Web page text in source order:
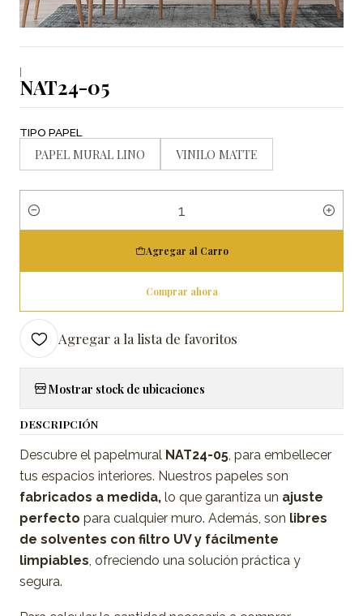
|
NAT24-05
TIPO PAPEL
PAPEL MURAL LINO VINILO MATTE
Cantidad
Agregar al Carro
Comprar ahora
Agregar a la lista de favoritos
Mostrar stock de ubicaciones
DESCRIPCIÓN
Descubre el papelmural NAT24-05, para embellecer
tus espacios interiores. Nuestros papeles son
fabricados a medida, lo que garantiza un ajuste
perfecto para cualquier muro. Además, son libres
de solventes con filtro UV y fácilmente
limpiables, ofreciendo una solución práctica y
segura.